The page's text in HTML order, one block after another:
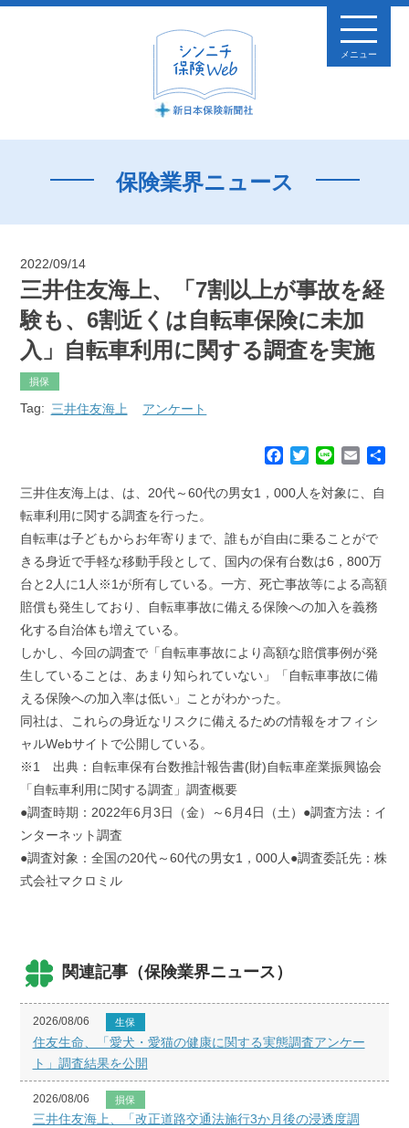
メニュー
保険業界ニュース
2022/09/14
三井住友海上、「7割以上が事故を経
験も、6割近くは自転車保険に未加
入」自転車利用に関する調査を実施
損保
Tag: 三井住友海上 アンケート
c
o
o
k
T
i
e
r
n
E
三井住友海上は、は、20代～60代の男女1，000人を対象に、自
転車利用に関する調査を行った。
自転車は子どもからお年寄りまで、誰もが自由に乗ることがで
きる身近で手軽な移動手段として、国内の保有台数は6，800万
台と2人に1人※1が所有している。一方、死亡事故等による高額
賠償も発生しており、自転車事故に備える保険への加入を義務
化する自治体も増えている。
しかし、今回の調査で「自転車事故により高額な賠償事例が発
生していることは、あまり知られていない」「自転車事故に備
える保険への加入率は低い」ことがわかった。
同社は、これらの身近なリスクに備えるための情報をオフィシ
ャルWebサイトで公開している。
※1 出典：自転車保有台数推計報告書(財)自転車産業振興協会
「自転車利用に関する調査」調査概要
●調査時期：2022年6月3日（金）～6月4日（土）●調査方法：イ
ンターネット調査
●調査対象：全国の20代～60代の男女1，000人●調査委託先：株
式会社マクロミル
関連記事（保険業界ニュース）
2026/08/06 生保
住友生命、「愛犬・愛猫の健康に関する実態調査アンケー
ト」調査結果を公開
2026/08/06 損保
三井住友海上、「改正道路交通法施行3か月後の浸透度調